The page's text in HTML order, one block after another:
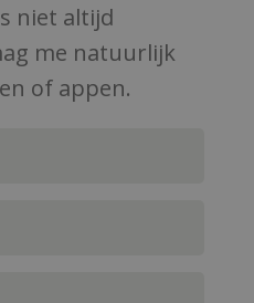
niet altijd
me natuurlijk
of appen.